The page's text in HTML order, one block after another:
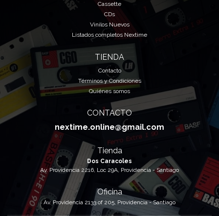
Cassette
CDs
Vinilos Nuevos
Listados completos Nextime
TIENDA
Contacto
Términos y Condiciones
Quiénes somos
CONTACTO
nextime.online@gmail.com
Tienda
Dos Caracoles
Av. Providencia 2216, Loc 29A, Providencia - Santiago
Oficina
Av. Providencia 2133 of 205, Providencia - Santiago